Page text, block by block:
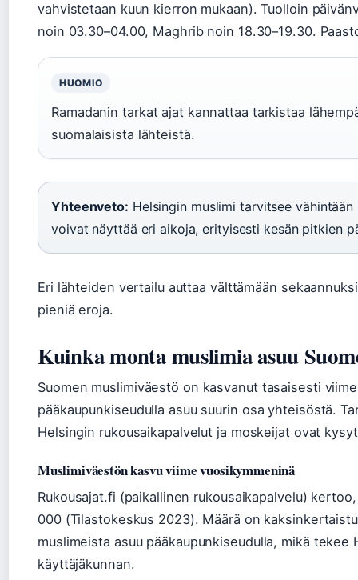
vahvistetaan kuun kierron mukaan). Tuolloin
noin 03.30–04.00, Maghrib noin 18.30–19.30.
HUOMIO
Ramadanin tarkat ajat kannattaa tarkistaa
suomalaisista lähteistä.
Yhteenveto: Helsingin muslimi tarvitsee
voivat näyttää eri aikoja, erityisesti kesän pitkien
Eri lähteiden vertailu auttaa välttämään
pieniä eroja.
Kuinka monta muslimia asuu
Suomen muslimiväestö on kasvanut tasaisesti
pääkaupunkiseudulla asuu suurin osa yhteisöstä.
Helsingin rukousaikapalvelut ja moskeijat ovat
Muslimiväestön kasvu viime vuosikymmeninä
Rukousajat.fi (paikallinen rukousaikapalvelu)
000 (Tilastokeskus 2023). Määrä on
muslimeista asuu pääkaupunkiseudulla, mikä
käyttäjäkunnan.